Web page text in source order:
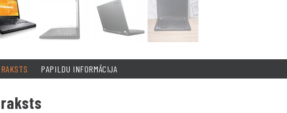
PAPILDU INFORMĀCIJA